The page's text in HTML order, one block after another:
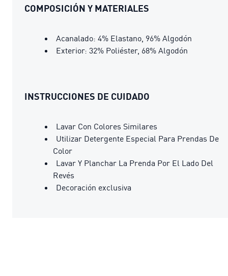
COMPOSICIÓN Y MATERIALES
Acanalado: 4% Elastano, 96% Algodón
Exterior: 32% Poliéster, 68% Algodón
INSTRUCCIONES DE CUIDADO
Lavar Con Colores Similares
Utilizar Detergente Especial Para Prendas De
Color
Lavar Y Planchar La Prenda Por El Lado Del
Revés
Decoración exclusiva